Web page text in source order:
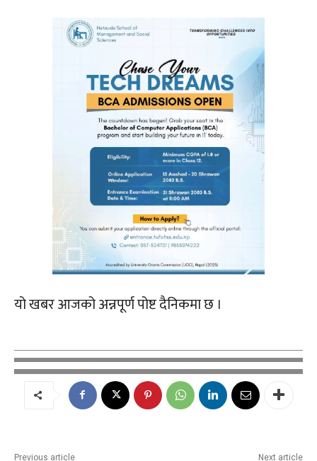
यो खबर आजको अन्नपूर्ण पोष्ट दैनिकमा छ ।
Previous article Next article